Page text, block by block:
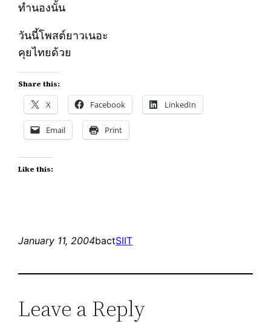
ทำนองนั้น
วันนี้โพสต์ยาวเนอะ
คุยไทยด้วย
Share this:
X Facebook LinkedIn
Email Print
Like this:
January 11, 2004bactSIIT
Leave a Reply